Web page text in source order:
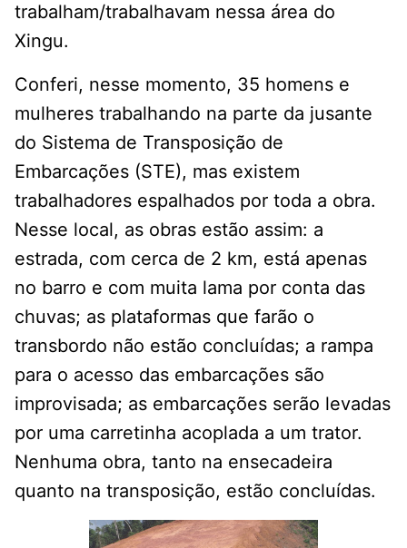
trabalham/trabalhavam nessa área do
Xingu.
Conferi, nesse momento, 35 homens e
mulheres trabalhando na parte da jusante
do Sistema de Transposição de
Embarcações (STE), mas existem
trabalhadores espalhados por toda a obra.
Nesse local, as obras estão assim: a
estrada, com cerca de 2 km, está apenas
no barro e com muita lama por conta das
chuvas; as plataformas que farão o
transbordo não estão concluídas; a rampa
para o acesso das embarcações são
improvisada; as embarcações serão levadas
por uma carretinha acoplada a um trator.
Nenhuma obra, tanto na ensecadeira
quanto na transposição, estão concluídas.